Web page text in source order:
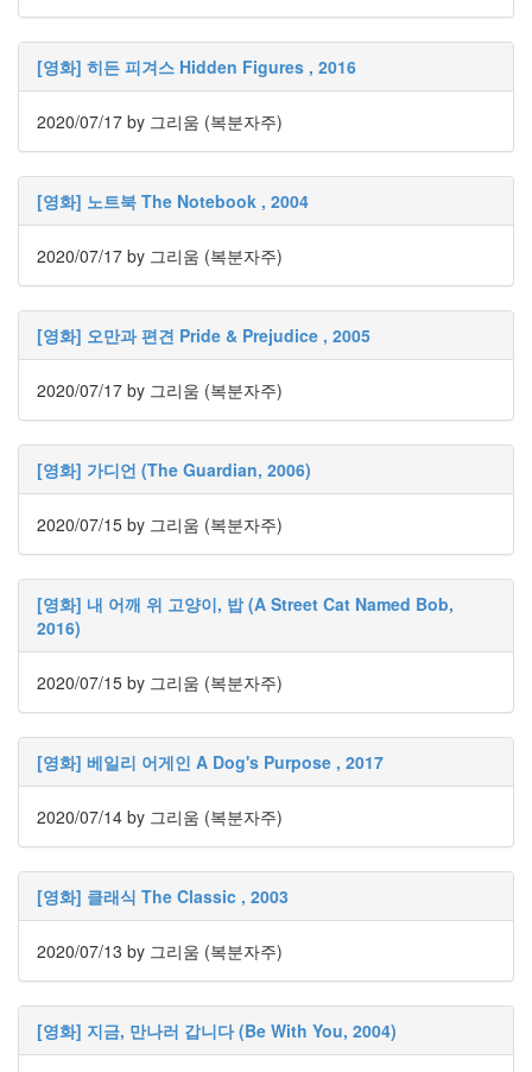
[영화] 히든 피겨스 Hidden Figures , 2016
2020/07/17 by 그리움 (복분자주)
[영화] 노트북 The Notebook , 2004
2020/07/17 by 그리움 (복분자주)
[영화] 오만과 편견 Pride & Prejudice , 2005
2020/07/17 by 그리움 (복분자주)
[영화] 가디언 (The Guardian, 2006)
2020/07/15 by 그리움 (복분자주)
[영화] 내 어깨 위 고양이, 밥 (A Street Cat Named Bob,
2016)
2020/07/15 by 그리움 (복분자주)
[영화] 베일리 어게인 A Dog's Purpose , 2017
2020/07/14 by 그리움 (복분자주)
[영화] 클래식 The Classic , 2003
2020/07/13 by 그리움 (복분자주)
[영화] 지금, 만나러 갑니다 (Be With You, 2004)
준
비
My-
Program
41
KScreenPen
KPOST-
IT
4
색
돌
이
0
로
그
플
러
그
인
잡
동
사
니
4
Todo
는
야
기
936
정
치